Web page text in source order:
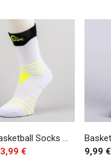
Peak Basketball Socks White
3,99 €
9,99 €